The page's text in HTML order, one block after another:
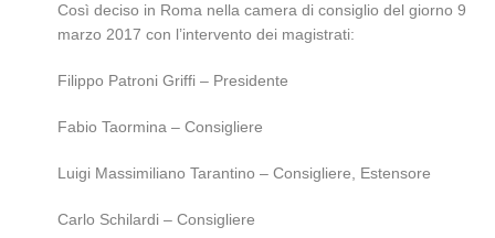
Così deciso in Roma nella camera di consiglio del giorno 9
marzo 2017 con l’intervento dei magistrati:
Filippo Patroni Griffi – Presidente
Fabio Taormina – Consigliere
Luigi Massimiliano Tarantino – Consigliere, Estensore
Carlo Schilardi – Consigliere